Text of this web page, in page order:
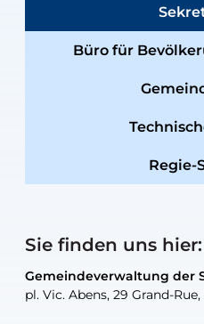
Büro für
Regie-
Sie finden uns hier:
Gemeindeverwaltung der
pl. Vic. Abens, 29 Grand-
Gemeindeverwaltung der
pl. Vic. Abens, 29 Grand-
Gemeindeverwaltung der
pl. Vic. Abens, 29 Grand-
Gemeindeverwaltung der
pl. Vic. Abens, 29 Grand-
Gemeindewerkstatt der
30, rue Neugarten, L-9422